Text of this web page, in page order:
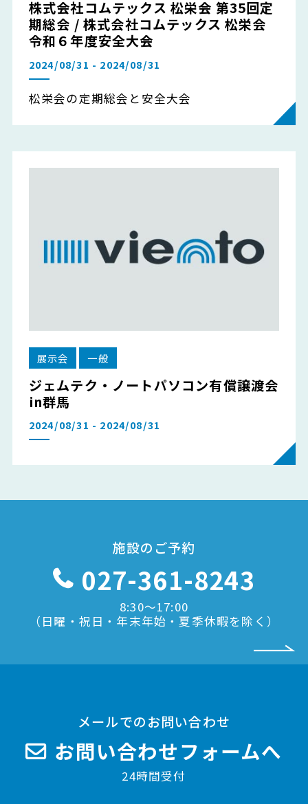
株式会社コムテックス 松栄会 第35回定
期総会 / 株式会社コムテックス 松栄会
令和６年度安全大会
2024/08/31 - 2024/08/31
松栄会の定期総会と安全大会
展示会 一般
ジェムテク・ノートパソコン有償譲渡会
in群馬
2024/08/31 - 2024/08/31
施設のご予約
027-361-8243
8:30〜17:00
（日曜・祝日・年末年始・夏季休暇を除く）
メールでのお問い合わせ
お問い合わせフォームへ
24時間受付